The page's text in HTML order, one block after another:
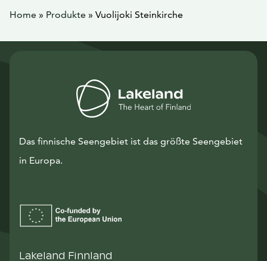
Home » Produkte » Vuolijoki Steinkirche
Das finnische Seengebiet ist das größte Seengebiet
in Europa.
Lakeland Finnland